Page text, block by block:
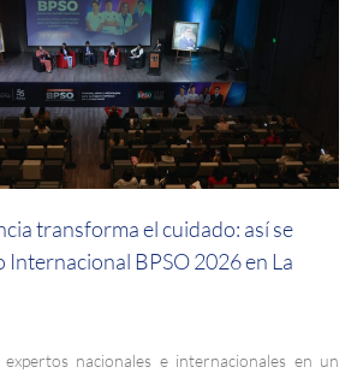
transforma el cuidado: así se
Internacional BPSO 2026 en La
nacionales e internacionales en un